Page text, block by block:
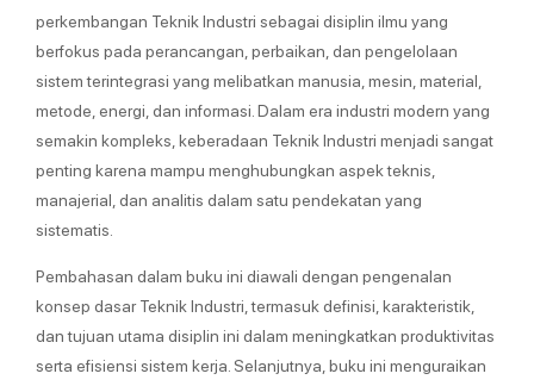
perkembangan Teknik Industri sebagai disiplin ilmu yang
berfokus pada perancangan, perbaikan, dan pengelolaan
sistem terintegrasi yang melibatkan manusia, mesin, material,
metode, energi, dan informasi. Dalam era industri modern yang
semakin kompleks, keberadaan Teknik Industri menjadi sangat
penting karena mampu menghubungkan aspek teknis,
manajerial, dan analitis dalam satu pendekatan yang
sistematis.
Pembahasan dalam buku ini diawali dengan pengenalan
konsep dasar Teknik Industri, termasuk definisi, karakteristik,
dan tujuan utama disiplin ini dalam meningkatkan produktivitas
serta efisiensi sistem kerja. Selanjutnya, buku ini menguraikan